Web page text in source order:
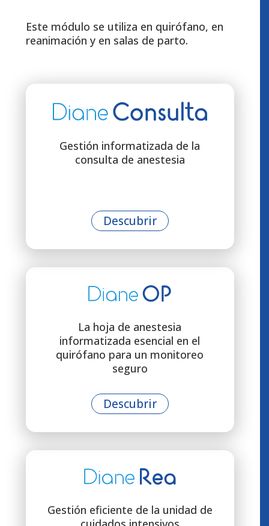
Este módulo se utiliza en quirófano, en
reanimación y en salas de parto.
Gestión informatizada de la
consulta de anestesia
Descubrir
La hoja de anestesia
informatizada esencial en el
quirófano para un monitoreo
seguro
Descubrir
Gestión eficiente de la unidad de